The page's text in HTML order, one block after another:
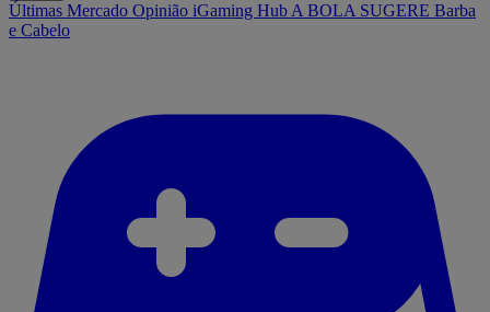
Últimas Mercado Opinião iGaming Hub A BOLA SUGERE Barba
e Cabelo